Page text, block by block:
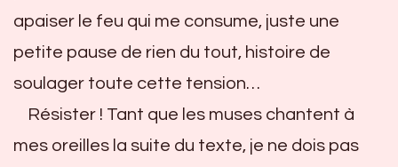
apaiser le feu qui me consume, juste une
petite pause de rien du tout, histoire de
soulager toute cette tension…
Résister ! Tant que les muses chantent à
mes oreilles la suite du texte, je ne dois pas